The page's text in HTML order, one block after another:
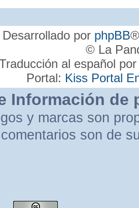
Desarrollado por phpBB
© La
al español
Portal: Kiss Portal
Información de
y marcas son
son de